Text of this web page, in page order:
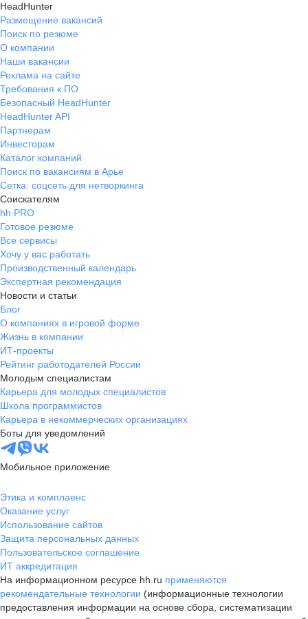
HeadHunter
Размещение вакансий
Поиск по резюме
О компании
Наши вакансии
Реклама на сайте
Требования к ПО
Безопасный HeadHunter
HeadHunter API
Партнерам
Инвесторам
Каталог компаний
Поиск по вакансиям в Арье
Сетка: соцсеть для нетворкинга
Соискателям
hh PRO
Готовое резюме
Все сервисы
Хочу у вас работать
Производственный календарь
Экспертная рекомендация
Новости и статьи
Блог
О компаниях в игровой форме
Жизнь в компании
ИТ-проекты
Рейтинг работодателей России
Молодым специалистам
Карьера для молодых специалистов
Школа программистов
Карьера в некоммерческих организациях
Боты для уведомлений
Мобильное приложение
Этика и комплаенс
Оказание услуг
Использование сайтов
Защита персональных данных
Пользовательское соглашение
ИТ аккредитация
На информационном ресурсе hh.ru применяются
рекомендательные технологии (информационные технологии
предоставления информации на основе сбора, систематизации